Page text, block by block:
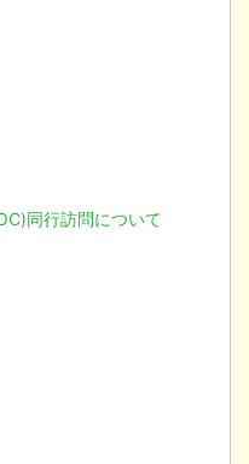
同行訪問について